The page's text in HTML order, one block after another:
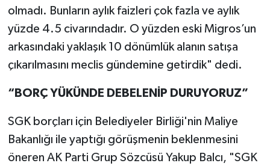
olmadı. Bunların aylık faizleri çok fazla ve aylık
yüzde 4.5 civarındadır. O yüzden eski Migros’un
arkasındaki yaklaşık 10 dönümlük alanın satışa
çıkarılmasını meclis gündemine getirdik" dedi.
“BORÇ YÜKÜNDE DEBELENİP DURUYORUZ”
SGK borçları için Belediyeler Birliği'nin Maliye
Bakanlığı ile yaptığı görüşmenin beklenmesini
öneren AK Parti Grup Sözcüsü Yakup Balcı, "SGK